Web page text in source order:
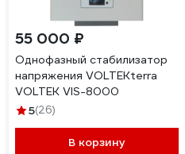
55 000 ₽
Однофазный стабилизатор
напряжения VOLTEKterra
VOLTEK VIS-8000
5(26)
В корзину